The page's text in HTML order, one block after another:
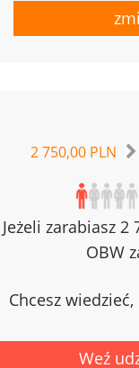
2 750,00 PLN
Jeżeli zarabiasz
OBW
Chcesz
Weź